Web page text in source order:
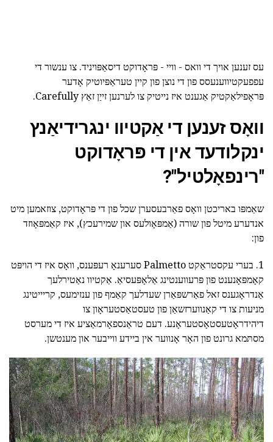
עס זענען אויך די וואס - וויי - פּראָדוקט דיסאַפּויניד. צו ענשור די
עפפעקטיווענעסס פון די נוצן פון קיין טעראַפּיוטיק אָדער
פּראָפילאַקטיק אַגענט איז נייטיק צו לערנען זייַן זאַץ Carefully.
וואָס זענען די אַקטיוו ינגרידיאַנץ
ינקלודעד אין די פּראָדוקט
"רינפאָלטיל"?
שאַמפּו באריכטן וואָס פאַרבעסערן שכל פון די פּראָדוקט, צוזאמען מיט
אנדערע מיטל פון שורה (אַמפּאָולעס און שמירעכץ), איז קאַמפּאָוזד
פון:
1. בערי עקסטראַקט Palmetto סערענאָ רעפּענס, וואָס איז די הויפּט
קאָמפּאָנענט פון פּרעווענטינג אַלאָפּעסיאַ. אַקטיוו נאַטירלעך
אַנדראָגענס זאל פאַרשפּאַרן שעדלעך קאַמף פון ענזימעס, קריייטינג
מניעות צו די קאַנווערזשאַן פון טעסטאַסטעראָון צו
דיהידראָטעסטאָסטעראָנע. דעם טראַנספאָרמאַציע איז די מערסט
מסתּמא גרונט פון האָר אָנווער אין ביידע ווייבער און מענטשן.